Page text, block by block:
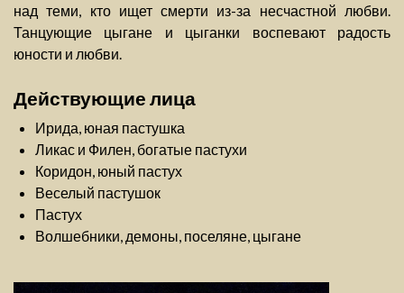
над теми, кто ищет смерти из-за несчастной любви.
Танцующие цыгане и цыганки воспевают радость
юности и любви.
Действующие лица
Ирида, юная пастушка
Ликас и Филен, богатые пастухи
Коридон, юный пастух
Веселый пастушок
Пастух
Волшебники, демоны, поселяне, цыгане